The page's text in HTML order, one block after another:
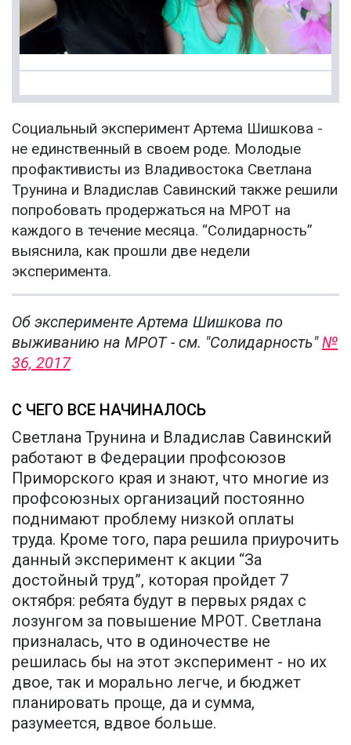
Социальный эксперимент Артема Шишкова -
не единственный в своем роде. Молодые
профактивисты из Владивостока Светлана
Трунина и Владислав Савинский также решили
попробовать продержаться на МРОТ на
каждого в течение месяца. “Солидарность”
выяснила, как прошли две недели
эксперимента.
Об эксперименте Артема Шишкова по
выживанию на МРОТ - см. "Солидарность"№
36, 2017
С ЧЕГО ВСЕ НАЧИНАЛОСЬ
Светлана Трунина и Владислав Савинский
работают в Федерации профсоюзов
Приморского края и знают, что многие из
профсоюзных организаций постоянно
поднимают проблему низкой оплаты
труда. Кроме того, пара решила приурочить
данный эксперимент к акции “За
достойный труд”, которая пройдет 7
октября: ребята будут в первых рядах с
лозунгом за повышение МРОТ. Светлана
призналась, что в одиночестве не
решилась бы на этот эксперимент - но их
двое, так и морально легче, и бюджет
планировать проще, да и сумма,
разумеется, вдвое больше.